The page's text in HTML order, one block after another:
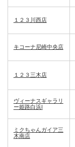
１２３川西店
キコーナ尼崎中央店
１２３三木店
ヴィーナスギャラリ
ー姫路白浜Ⅰ
ミクちゃんガイア三
木南店